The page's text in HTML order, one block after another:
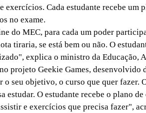
exercícios. Cada estudante recebe um
no exame.
do MEC, para cada um poder
tiraria, se está bem ou não. O
explica o ministro da Educação,
projeto Geekie Games, desenvolvido
o seu objetivo, o curso que quer fazer.
estudar. O estudante recebe o plano
e exercícios que precisa fazer",